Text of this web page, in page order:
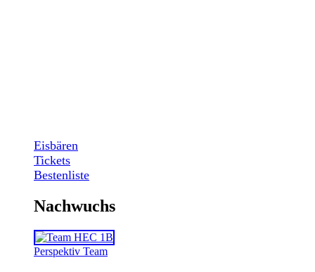
Eisbären
Tickets
Bestenliste
Nachwuchs
Perspektiv Team